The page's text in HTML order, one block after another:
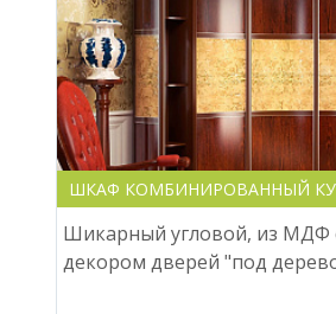
ШКАФ КОМБИНИРОВАННЫЙ
Шикарный угловой, из МДФ
декором дверей "под